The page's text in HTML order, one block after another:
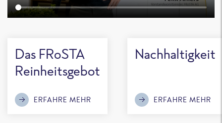
Das FRoSTA
Reinheitsgebot
ERFAHRE MEHR
Nachhaltigkeit
ERFAHRE MEHR